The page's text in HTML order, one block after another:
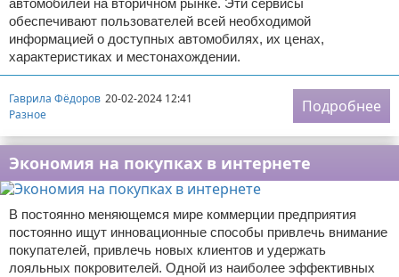
автомобилей на вторичном рынке. Эти сервисы
обеспечивают пользователей всей необходимой
информацией о доступных автомобилях, их ценах,
характеристиках и местонахождении.
Гаврила Фёдоров 20-02-2024 12:41
Разное
Подробнее
Экономия на покупках в интернете
В постоянно меняющемся мире коммерции предприятия
постоянно ищут инновационные способы привлечь внимание
покупателей, привлечь новых клиентов и удержать
лояльных покровителей. Одной из наиболее эффективных